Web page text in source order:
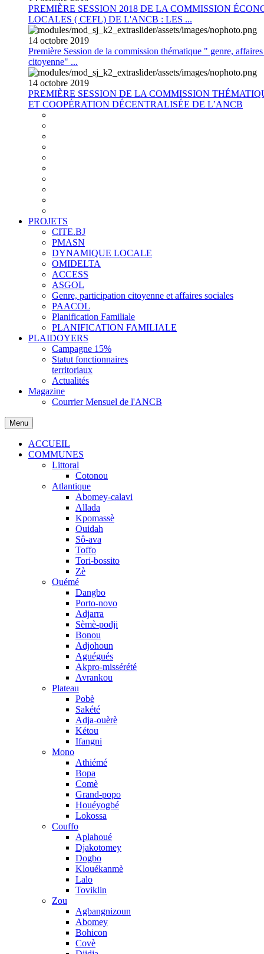
PREMIÈRE SESSION 2018 DE LA COMMISSION
LOCALES ( CEFL) DE L'ANCB : LES ...
14 octobre 2019
Première Session de la commission thématique " genre,
citoyenne" ...
14 octobre 2019
PREMIÈRE SESSION DE LA COMMISSION
ET COOPÉRATION DÉCENTRALISÉE DE L’ANCB
PROJETS
CITE.BJ
PMASN
DYNAMIQUE LOCALE
OMIDELTA
ACCESS
ASGOL
Genre, participation citoyenne et affaires sociales
PAACOL
Planification Familiale
PLANIFICATION FAMILIALE
PLAIDOYERS
Campagne 15%
Statut fonctionnaires
territoriaux
Actualités
Magazine
Courrier Mensuel de l'ANCB
Menu
ACCUEIL
COMMUNES
Littoral
Cotonou
Atlantique
Abomey-calavi
Allada
Kpomassè
Ouidah
Sô-ava
Toffo
Tori-bossito
Zè
Ouémé
Dangbo
Porto-novo
Adjarra
Sèmè-podji
Bonou
Adjohoun
Aguégués
Akpro-missérété
Avrankou
Plateau
Pobè
Sakété
Adja-ouèrè
Kétou
Ifangni
Mono
Athiémé
Bopa
Comè
Grand-popo
Houéyogbé
Lokossa
Couffo
Aplahoué
Djakotomey
Dogbo
Klouékanmè
Lalo
Toviklin
Zou
Agbangnizoun
Abomey
Bohicon
Covè